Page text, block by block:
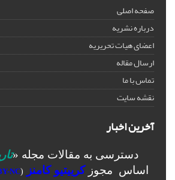
صفحه اصلی
درباره نشریه
اعضای هیات تحریریه
ارسال مقاله
تماس با ما
نقشه سایت
آخرین اخبار
دسترسی به مقالات مجله «
اساس مجوزکرییتیو کامنز (
NC